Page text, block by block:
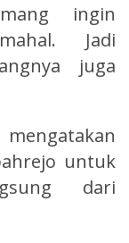
ingin
Jadi
juga
untuk
dari